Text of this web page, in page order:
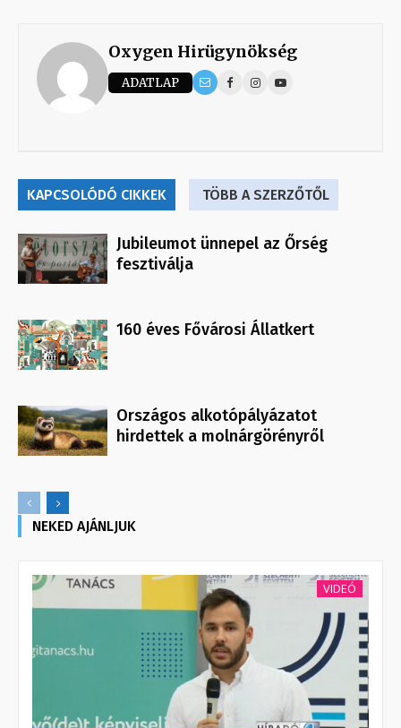
Oxygen Hirügynökség
ADATLAP
KAPCSOLÓDÓ CIKKEK TÖBB A SZERZŐTŐL
Jubileumot ünnepel az Őrség
fesztiválja
160 éves Fővárosi Állatkert
Országos alkotópályázatot
hirdettek a molnárgörényről
NEKED AJÁNLJUK
VIDEÓ